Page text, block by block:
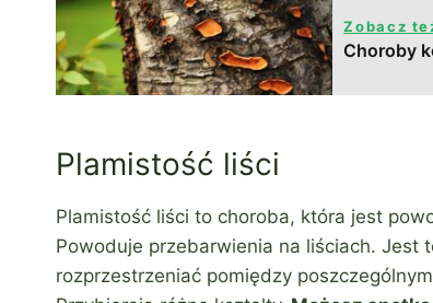
Zobacz
Choroby
Plamistość liści
Plamistość liści to choroba, która jest
Powoduje przebarwienia na liściach. Jest
rozprzestrzeniać pomiędzy